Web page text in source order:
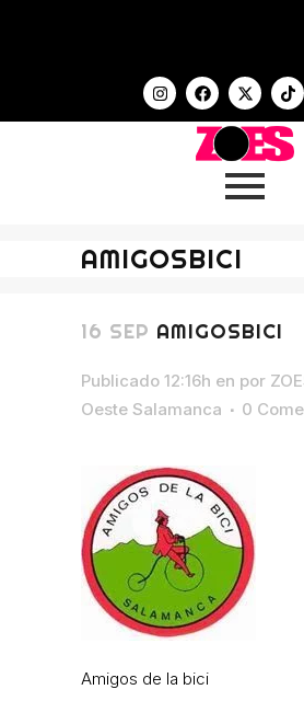
AMIGOSBICI
16 SEP AMIGOSBICI
Publicado 12:16h en por
Oeste Salamanca
0
Amigos de la bici